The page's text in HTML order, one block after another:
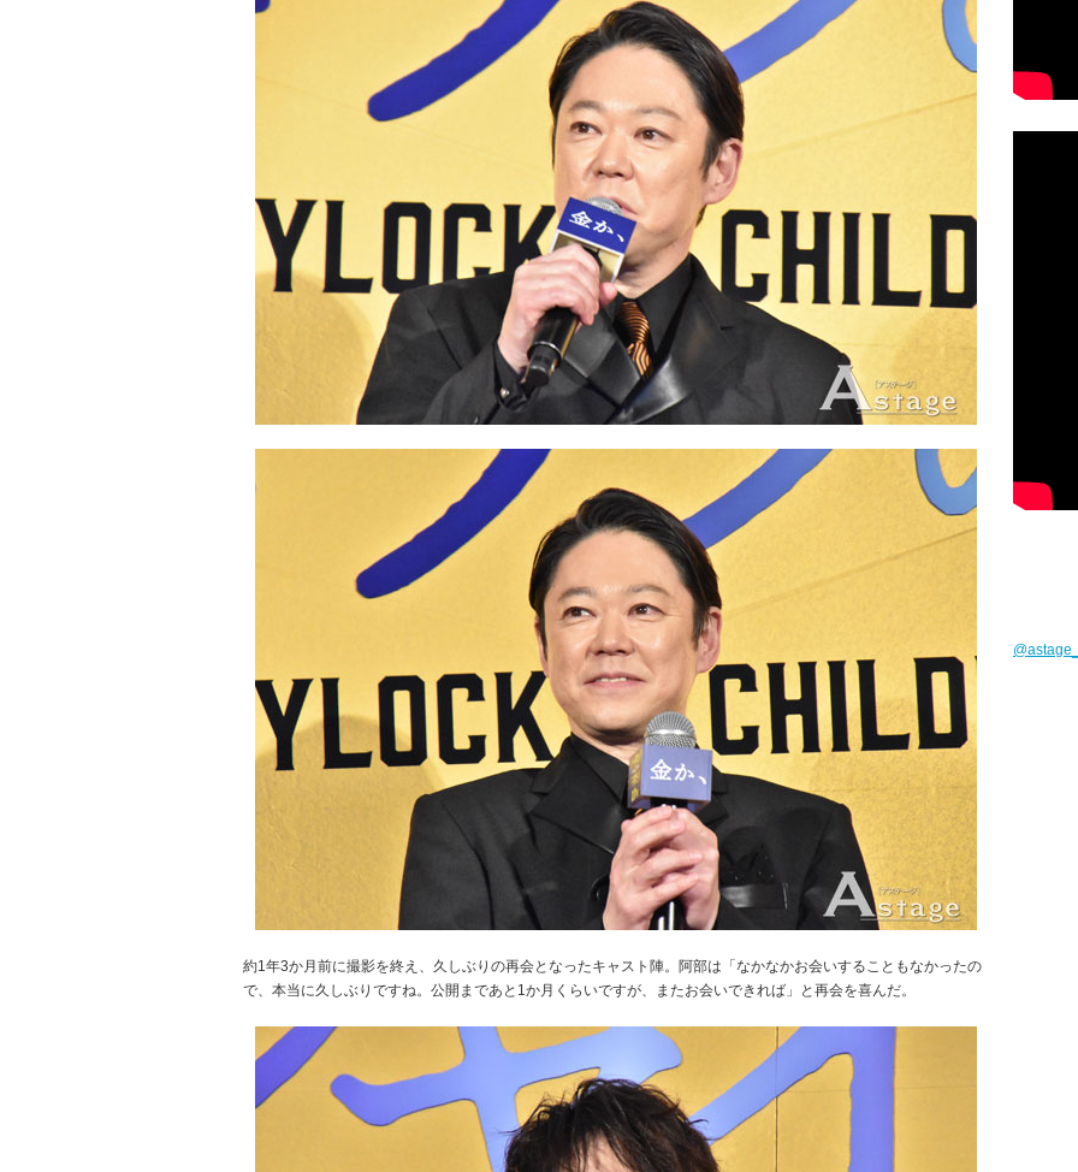
約1年3か月前に撮影を終え、久しぶりの再会となったキャスト陣。阿部は「なかなかお会いすることもなかったの
で、本当に久しぶりですね。公開まであと1か月くらいですが、またお会いできれば」と再会を喜んだ。